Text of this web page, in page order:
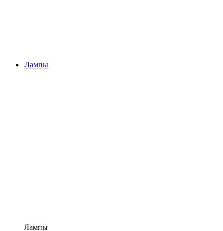
Лампы
Лампы